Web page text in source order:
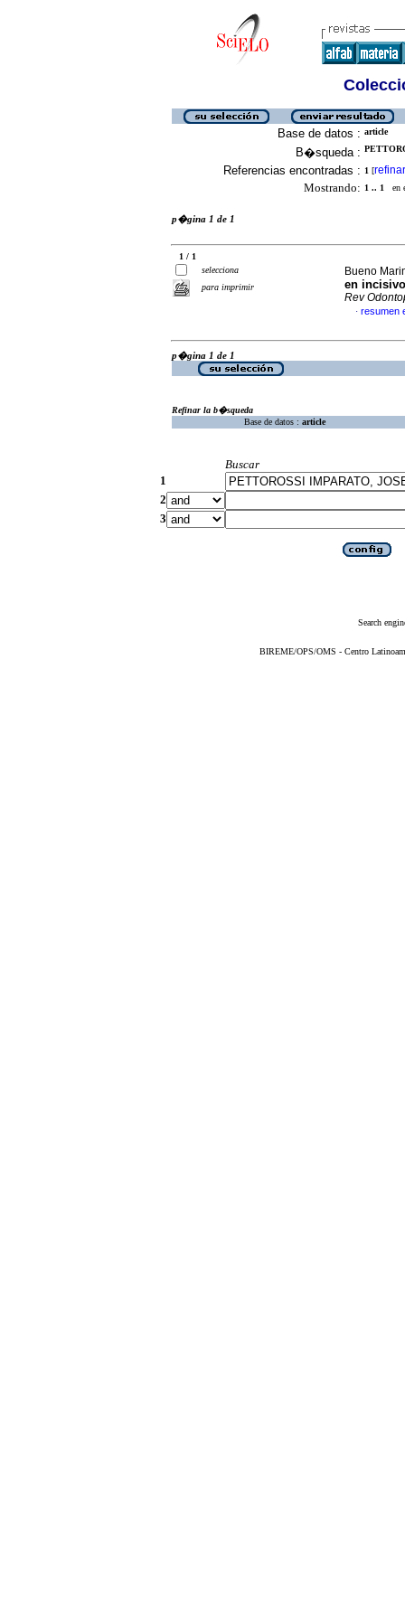
Base de datos : article
B�squeda :
Referencias encontradas : 1 [refinar
Mostrando: 1 .. 1 en
p�gina 1 de 1
1 / 1
selecciona
para imprimir
Bueno
en
Rev
· resumen
p�gina 1 de 1
Refinar la b�squeda
Base de datos : article
Buscar
1
2
3
Search
BIREME/OPS/OMS - Centro